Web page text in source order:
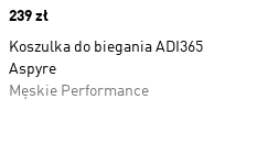
Price
239 zł
Koszulka do biegania ADI365
Aspyre
Męskie Performance